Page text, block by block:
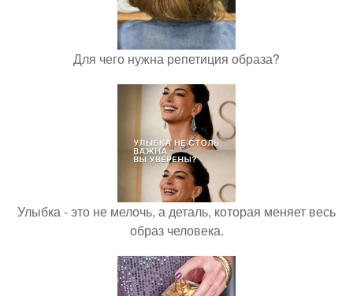
Для чего нужна репетиция образа?
Улыбка - это не мелочь, а деталь, которая меняет весь
образ человека.